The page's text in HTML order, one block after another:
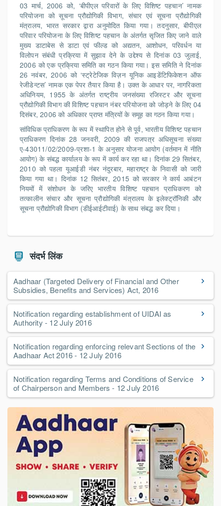
03 मार्च, 2006 को, ‘बीपीएल परिवारों के लिए विशिष्‍ट पहचान’ नामक
परियोजना को सूचना प्रौद्योगिकी विभाग, संचार एवं सूचना प्रौद्योगिकी
मंत्रालय, भारत सरकार द्वारा अनुमोदित किया गया। तदनुसार, बीपीएल
परिवार परियोजना के लिए विशिष्‍ट पहचान के अंतर्गत सृजित किए जाने वाले
मुख्‍य डाटाबेस से डाटा एवं फील्‍ड को अद्यतन, आशोधन, परिवर्धन या
विलोपन संबंधी प्रक्रिया में सुझाव देने के उद्देश्‍य से दिनांक 03 जुलाई,
2006 को एक प्रक्रिया समिति का गठन किया गया। इस समिति ने दिनांक
26 नवंबर, 2006 को ‘स्‍ट्रेटेजिक विज़न यूनिक आइडेंटिफिकेशन ऑफ
रेजीडेन्‍टस’ नामक एक पेपर तैयार किया है। उक्‍त के आधार पर, नागरिकता
अधिनियम, 1955 के अंतर्गत राष्‍ट्रीय जनसंख्‍या रजिस्‍टर और सूचना
प्रौद्योगिकी विभाग की विशिष्‍ट पहचान नंबर परियोजना को जोड़ने के लिए 04
दिसंबर, 2006 को अधिकार प्राप्‍त मंत्रियों के समूह का गठन किया गया।
सांविधिक प्राधिकरण के रूप में स्‍थापित होने से पूर्व, भारतीय विशिष्‍ट पहचान
प्राधिकरण दिनांक 28 जनवरी, 2009 की राजपत्र अधिसूचना संख्‍या
ए-43011/02/2009-प्रशा-1 के अनुसार योजना आयोग (वर्तमान में नीति
आयोग) के संबद्ध कार्यालय के रूप में कार्य कर रहा था। दिनांक 29 सितंबर,
2010 को पहला यूआईडी नंबर नंदुरबार, महाराष्‍ट्र के निवासी को जारी
किया गया था। दिनांक 12 सितंबर, 2015 को सरकार ने कार्य आबंटन
नियमों में संशोधन के जरिए भारतीय विशिष्‍ट पहचान प्राधिकरण को
तत्‍कालीन संचार और सूचना प्रौद्योगिकी मंत्रालय के इलेक्‍ट्रॉनिकी और
सूचना प्रौद्योगिकी विभाग (डीईआईटीवाई) के साथ संबद्ध कर दिया।
संदर्भ लिंक
Aadhaar (Targeted Delivery of Financial and Other
Subsidies, Benefits and Services) Act, 2016
Notification regarding establishment of UIDAI as
Authority - 12 July 2016
Notification regarding enforcing relevant Sections of the
Aadhaar Act 2016 - 12 July 2016
Notification regarding Terms and Conditions of Service
of Chairperson and Members - 12 July 2016